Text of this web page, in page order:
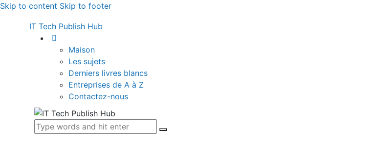
Skip to content Skip to footer
IT Tech Publish Hub
Maison
Les sujets
Derniers livres blancs
Entreprises de A à Z
Contactez-nous